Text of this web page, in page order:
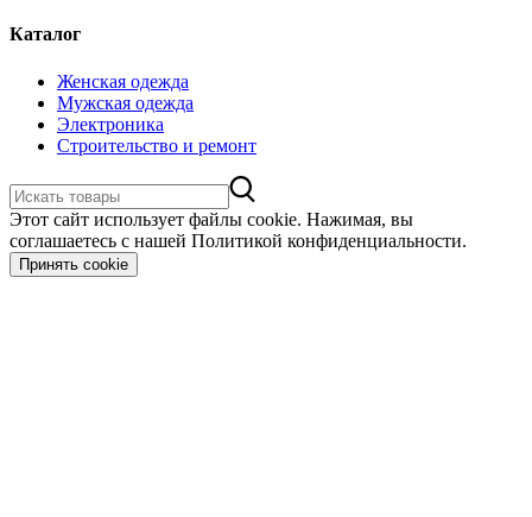
Каталог
Женская одежда
Мужская одежда
Электроника
Строительство и ремонт
Этот сайт использует файлы cookie. Нажимая, вы
соглашаетесь с нашей Политикой конфиденциальности.
Принять cookie